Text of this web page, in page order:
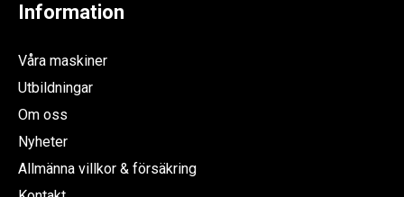
Information
Våra maskiner
Utbildningar
Om oss
Nyheter
Allmänna villkor & försäkring